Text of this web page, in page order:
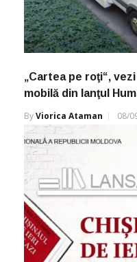
„Cartea pe roţi“,
mobilă din lanţul
ByViorica Ataman 08/